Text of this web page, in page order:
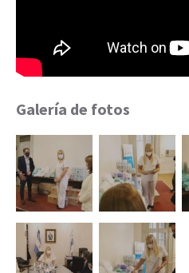
Galería de fotos